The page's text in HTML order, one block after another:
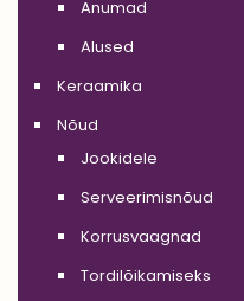
Anumad
Alused
Keraamika
Nõud
Jookidele
Serveerimisnõud
Korrusvaagnad
Tordilõikamiseks